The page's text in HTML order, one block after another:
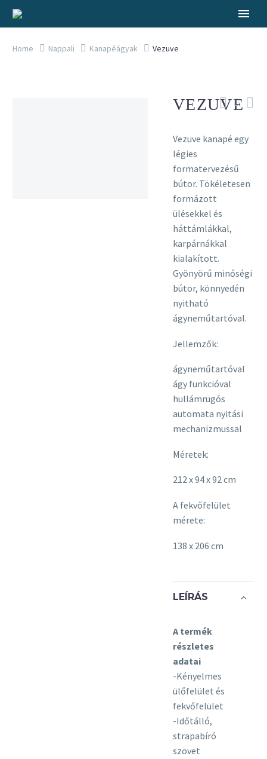
Home Nappali Kanapéágyak Vezuve
VEZUVE
Vezuve kanapé egy
légies
formatervezésű
bútor. Tökéletesen
formázott
ülésekkel és
háttámlákkal,
karpárnákkal
kialakított.
Gyönyörű minőségi
bútor, könnyedén
nyitható
ágyneműtartóval.
Jellemzők:
ágyneműtartóval
ágy funkcióval
hullámrugós
automata nyitási
mechanizmussal
Méretek:
212 x 94 x 92 cm
A fekvőfelület
mérete:
138 x 206 cm
LEÍRÁS
A termék
részletes
adatai
-Kényelmes
ülőfelület és
fekvőfelület
-Időtálló,
strapabíró
szövet